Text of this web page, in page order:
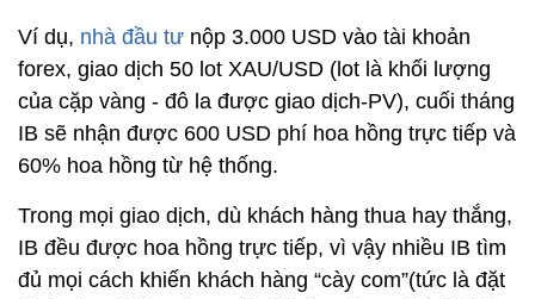
Ví dụ, nhà đầu tư nộp 3.000 USD vào tài khoản
forex, giao dịch 50 lot XAU/USD (lot là khối lượng
của cặp vàng - đô la được giao dịch-PV), cuối tháng
IB sẽ nhận được 600 USD phí hoa hồng trực tiếp và
60% hoa hồng từ hệ thống.
Trong mọi giao dịch, dù khách hàng thua hay thắng,
IB đều được hoa hồng trực tiếp, vì vậy nhiều IB tìm
đủ mọi cách khiến khách hàng “cày com”(tức là đặt